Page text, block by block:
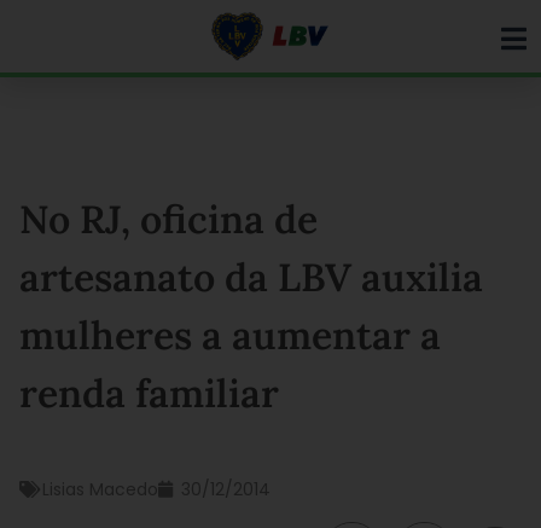
No RJ, oficina de
artesanato da LBV auxilia
mulheres a aumentar a
renda familiar
Lisias Macedo 30/12/2014